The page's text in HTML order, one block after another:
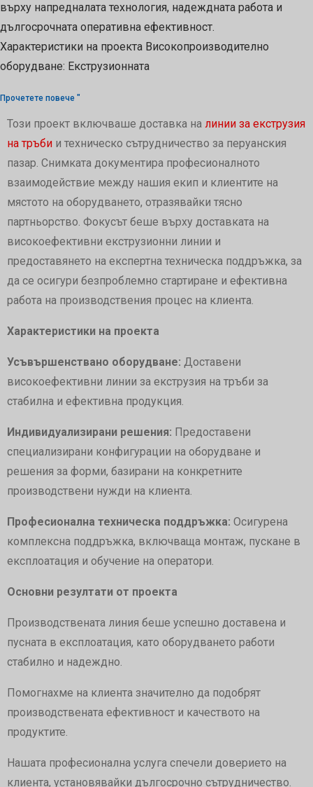
върху напредналата технология, надеждната работа и
дългосрочната оперативна ефективност.
Характеристики на проекта Високопроизводително
оборудване: Екструзионната
Прочетете повече "
Този проект включваше доставка на линии за екструзия
на тръби и техническо сътрудничество за перуанския
пазар. Снимката документира професионалното
взаимодействие между нашия екип и клиентите на
мястото на оборудването, отразявайки тясно
партньорство. Фокусът беше върху доставката на
високоефективни екструзионни линии и
предоставянето на експертна техническа поддръжка, за
да се осигури безпроблемно стартиране и ефективна
работа на производствения процес на клиента.
Характеристики на проекта
Усъвършенствано оборудване: Доставени
високоефективни линии за екструзия на тръби за
стабилна и ефективна продукция.
Индивидуализирани решения: Предоставени
специализирани конфигурации на оборудване и
решения за форми, базирани на конкретните
производствени нужди на клиента.
Професионална техническа поддръжка: Осигурена
комплексна поддръжка, включваща монтаж, пускане в
експлоатация и обучение на оператори.
Основни резултати от проекта
Производствената линия беше успешно доставена и
пусната в експлоатация, като оборудването работи
стабилно и надеждно.
Помогнахме на клиента значително да подобрят
производствената ефективност и качеството на
продуктите.
Нашата професионална услуга спечели доверието на
клиента, установявайки дългосрочно сътрудничество.